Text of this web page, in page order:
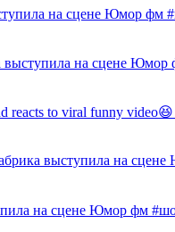
на сцене Юмор фм
на сцене Юмор
reacts to viral funny
выступила на
на сцене Юмор фм